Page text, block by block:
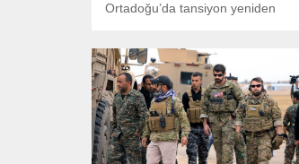
Ortadoğu’da tansiyon yeniden
saldırısıyla başlayan yeni şiddet
dalgası, İran’ın misillemeleriyle
büyüyor. Karşılıklı füze ve dron
saldırılarında hem İran’da hem de
İsrail’de sivil can kayıpları artıyor.